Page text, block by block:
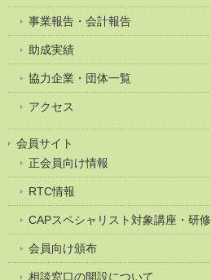
事業報告・会計報告
助成実績
協力企業・団体一覧
アクセス
会員サイト
正会員向け情報
RTC情報
CAPスペシャリスト対象講座・研修
会員向け頒布
相談窓口の開設について